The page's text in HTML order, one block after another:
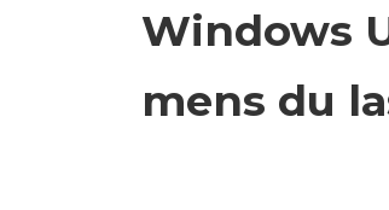
Windows
mens du